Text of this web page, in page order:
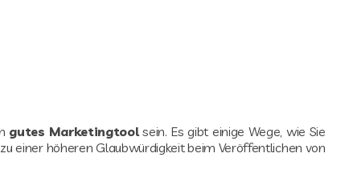
gutes Marketingtoolsein. Es gibt einige Wege, wie Sie
einer höheren Glaubwürdigkeit beim Veröffentlichen von